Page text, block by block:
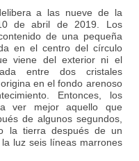
a las nueve de la
de abril de 2019. Los
de una pequeña
en el centro del círculo
viene del exterior ni el
entre dos cristales
en el fondo arenoso
Entonces, los
ver mejor aquello que
de algunos segundos,
la tierra después de un
luz seis líneas marrones